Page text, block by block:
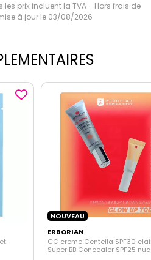
prix incluent la TVA - Hors frais de
à jour le 03/08/2026
NOUVEAU
ERBORIAN
CC creme Centella SPF30
Super BB Concealer SPF25